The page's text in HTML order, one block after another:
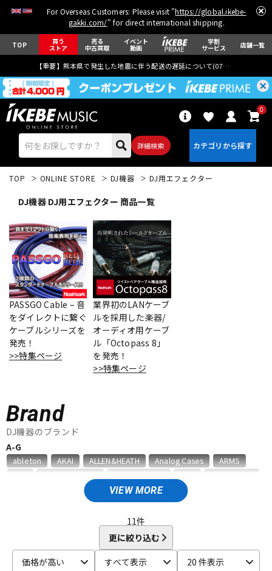
For Overseas Customers: Please visit "https://global.ikebe-
gakki.com/" for direct international shipping.
TOP 買う
ストア
売る
中古買取
イベント
動画
学割
サービス 店舗一覧
【重要】熊本県で発生した地震に伴う配送の遅延について(07月29日
詳細検索
0
エレキギター
ベース
ドラム
管楽器
アンプ エフェクター
DTM オンライン納品 レコーディング機器
TOP ONLINE STORE DJ機器 DJ用エフェクター
DJ機器 DJ用エフェクター 商品一覧
PASSGO Cable – 音
をダイレクトに繋ぐ
ケーブルシリーズを
発売！
>>特集ページ
業界初のLANケーブ
ルを採用した楽器/
オーディオ用ケーブ
ル「Octopass 8」
を発売！
>>特集ページ
Brand
DJ機器のブランド
VIEW MORE
A-G
ableton AKAI ALLEN&HEATH Analog Cases
ARMS
elektron Erica synths
Gravity
JICO Kikutani
KRYNA
MAGMA MUSIC NOMAD
NAGAOKA
Native Instruments
NOVATION Numark
Ortofon
11件
更に絞り込む
価格が高い
すべて表示 20 件表示